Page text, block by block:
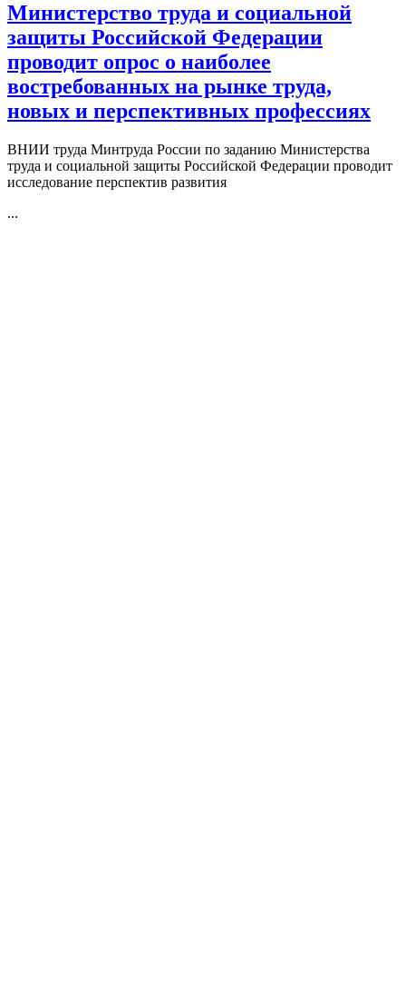
Министерство труда и социальной
защиты Российской Федерации
проводит опрос о наиболее
востребованных на рынке труда,
новых и перспективных профессиях
ВНИИ труда Минтруда России по заданию Министерства
труда и социальной защиты Российской Федерации проводит
исследование перспектив развития
...